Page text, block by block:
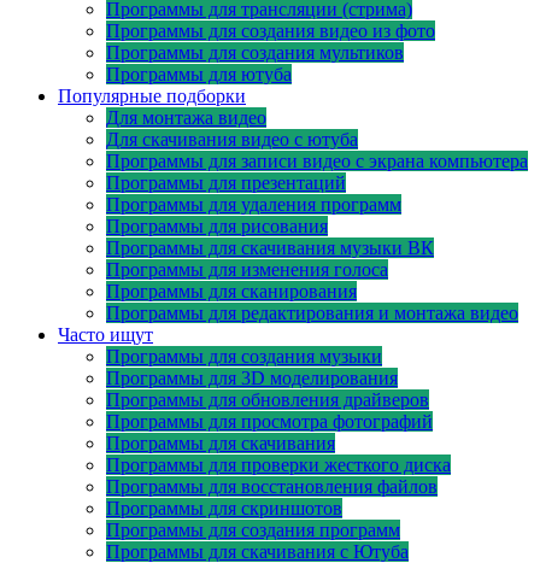
Программы для трансляции (стрима)
Программы для создания видео из фото
Программы для создания мультиков
Программы для ютуба
Популярные подборки
Для монтажа видео
Для скачивания видео с ютуба
Программы для записи видео с экрана компьютера
Программы для презентаций
Программы для удаления программ
Программы для рисования
Программы для скачивания музыки ВК
Программы для изменения голоса
Программы для сканирования
Программы для редактирования и монтажа видео
Часто ищут
Программы для создания музыки
Программы для 3D моделирования
Программы для обновления драйверов
Программы для просмотра фотографий
Программы для скачивания
Программы для проверки жесткого диска
Программы для восстановления файлов
Программы для скриншотов
Программы для создания программ
Программы для скачивания с Ютуба